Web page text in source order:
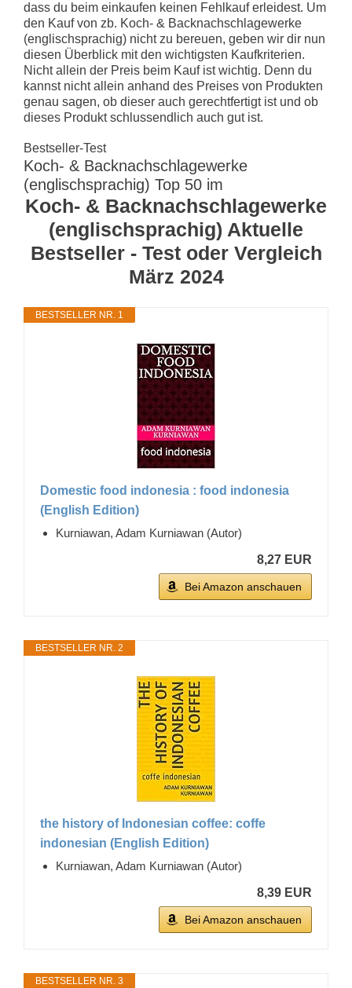
dass du beim einkaufen keinen Fehlkauf erleidest. Um
den Kauf von zb. Koch- & Backnachschlagewerke
(englischsprachig) nicht zu bereuen, geben wir dir nun
diesen Überblick mit den wichtigsten Kaufkriterien.
Nicht allein der Preis beim Kauf ist wichtig. Denn du
kannst nicht allein anhand des Preises von Produkten
genau sagen, ob dieser auch gerechtfertigt ist und ob
dieses Produkt schlussendlich auch gut ist.
Bestseller-Test
Koch- & Backnachschlagewerke
(englischsprachig) Top 50 im
Koch- & Backnachschlagewerke
(englischsprachig) Aktuelle
Bestseller - Test oder Vergleich
März 2024
BESTSELLER NR. 1
Domestic food indonesia : food indonesia
(English Edition)
Kurniawan, Adam Kurniawan (Autor)
8,27 EUR
Bei Amazon anschauen
BESTSELLER NR. 2
the history of Indonesian coffee: coffe
indonesian (English Edition)
Kurniawan, Adam Kurniawan (Autor)
8,39 EUR
Bei Amazon anschauen
BESTSELLER NR. 3